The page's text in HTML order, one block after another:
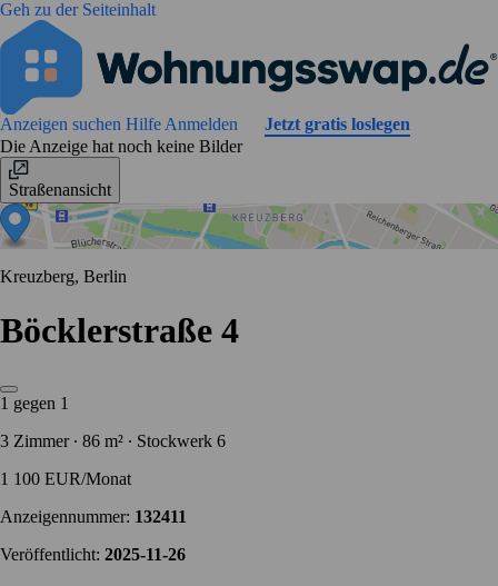
Geh zu der Seiteinhalt
Anzeigen suchen Hilfe Anmelden
Jetzt gratis loslegen
Die Anzeige hat noch keine Bilder
Straßenansicht
Kreuzberg, Berlin
Böcklerstraße 4
1 gegen 1
3 Zimmer ∙ 86 m² ∙ Stockwerk 6
1 100 EUR/Monat
Anzeigennummer: 132411
Veröffentlicht: 2025-11-26